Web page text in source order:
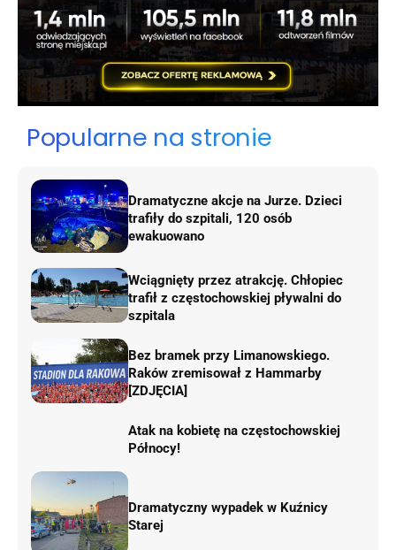
Popularne na stronie
Dramatyczne akcje na Jurze. Dzieci
trafiły do szpitali, 120 osób
ewakuowano
Wciągnięty przez atrakcję. Chłopiec
trafił z częstochowskiej pływalni do
szpitala
Bez bramek przy Limanowskiego.
Raków zremisował z Hammarby
[ZDJĘCIA]
Atak na kobietę na częstochowskiej
Północy!
Dramatyczny wypadek w Kuźnicy
Starej